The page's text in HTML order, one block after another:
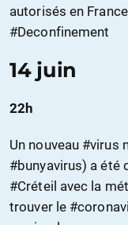
autorisés en
#Deconfinement
14 juin
22h
Un nouveau #virus
#bunyavirus) a été
#Créteil avec la
trouver le